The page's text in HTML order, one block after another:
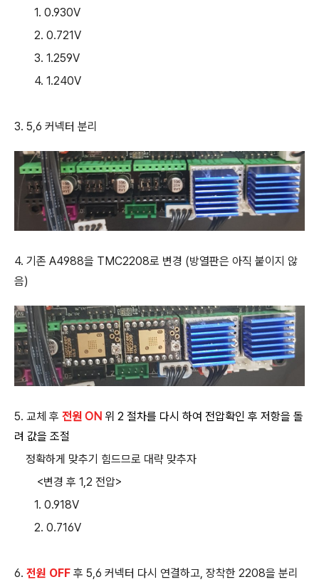
1. 0.930V
2. 0.721V
3. 1.259V
4. 1.240V
3. 5,6 커넥터 분리
4. 기존 A4988을 TMC2208로 변경 (방열판은 아직 붙이지 않
음)
5. 교체 후 전원 ON 위 2 절차를 다시 하여 전압확인 후 저항을 돌
려 값을 조절
정확하게 맞추기 힘드므로 대략 맞추자
<변경 후 1,2 전압>
1. 0.918V
2. 0.716V
6. 전원 OFF 후 5,6 커넥터 다시 연결하고, 장착한 2208을 분리